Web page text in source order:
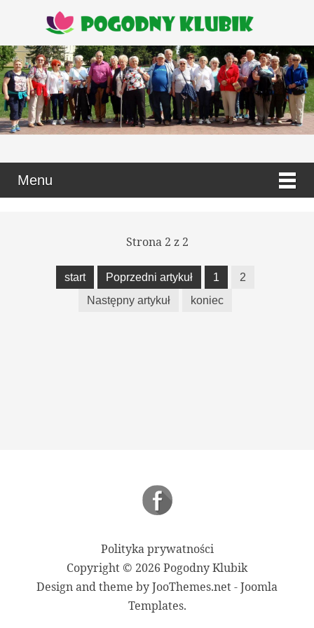
Menu
Strona 2 z 2
start Poprzedni artykuł 1
2
Następny artykuł
koniec
Polityka prywatności
Copyright © 2026 Pogodny Klubik
Design and theme by JooThemes.net -Joomla
Templates.